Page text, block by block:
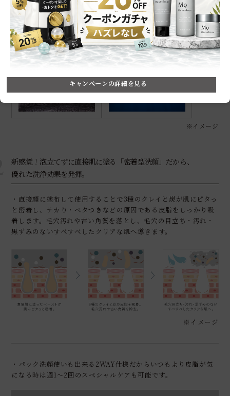
毛穴汚れ洗浄
〔炭〕
うるおい・保湿
〔海洋深層水〕
※イメージ
新感覚！泡立てずに直接肌に塗る「密着型洗顔」だから、
優れた洗浄効果を発揮。
・直接顔に塗布して使用することで3種のクレイと炭が肌にピタっ
と密着し、テカり・ベタつきなどの原因である皮脂をしっかり吸
着します。毛穴汚れや古い角質を落とし、毛穴の目立ち・汚れ・
黒ずみのないすべすべしたクリアな肌へ導きます。
※イメージ
・パック洗顔使いも出来る2WAY仕様だからいつもより皮脂が気
になる時は週1～2回のスペシャルケアも可能です。
キャンペーンの詳細を見る